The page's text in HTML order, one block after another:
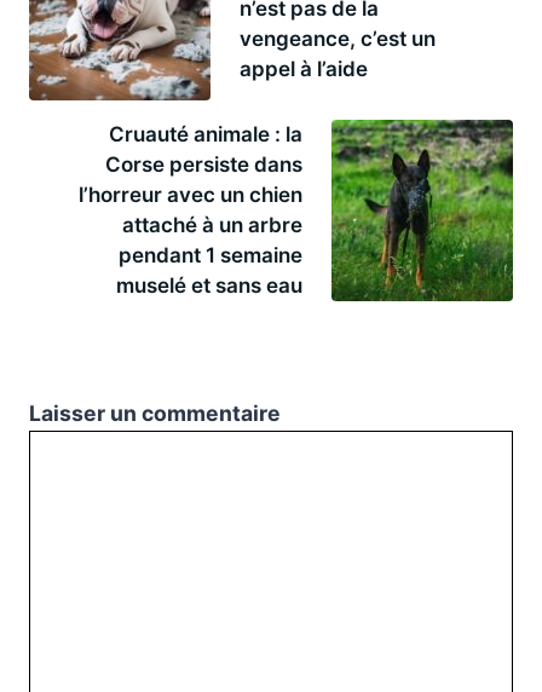
n’est pas de la
vengeance, c’est un
appel à l’aide
Cruauté animale : la
Corse persiste dans
l’horreur avec un chien
attaché à un arbre
pendant 1 semaine
muselé et sans eau
Laisser un commentaire